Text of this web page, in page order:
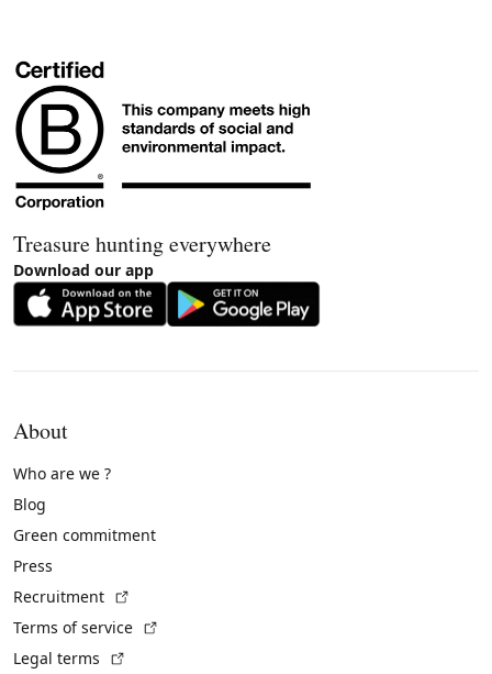
Treasure hunting everywhere
Download our app
About
Who are we ?
Blog
Green commitment
Press
Recruitment
Terms of service
Legal terms